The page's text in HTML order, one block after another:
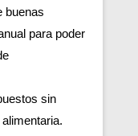
buenas
para poder
sin